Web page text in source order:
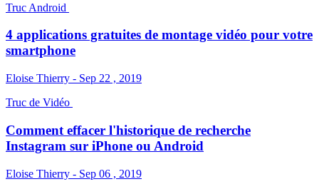
Truc Android
4 applications gratuites de montage vidéo pour votre
smartphone
Eloise Thierry - Sep 22 , 2019
Truc de Vidéo
Comment effacer l'historique de recherche
Instagram sur iPhone ou Android
Eloise Thierry - Sep 06 , 2019